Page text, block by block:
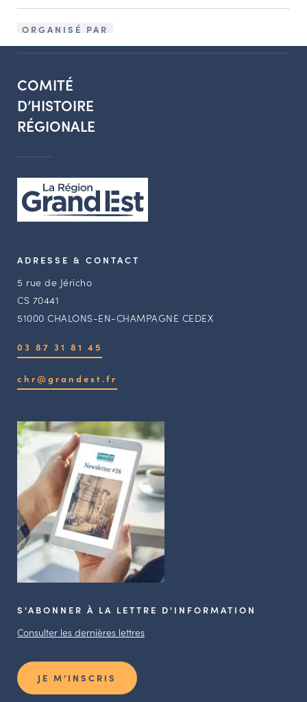
ORGANISÉ PAR
COMITÉ
D’HISTOIRE
RÉGIONALE
ADRESSE & CONTACT
5 rue de Jéricho
CS 70441
51000 CHALONS-EN-CHAMPAGNE CEDEX
03 87 31 81 45
chr@grandest.fr
S'ABONNER À LA LETTRE D'INFORMATION
Consulter les dernières lettres
JE M’INSCRIS